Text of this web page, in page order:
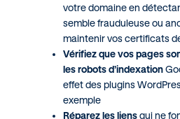
votre domaine en
semble frauduleuse ou
maintenir vos certificats
Vérifiez que vos pages
les robots d’indexation
effet des plugins
exemple
Réparez les liensqui ne